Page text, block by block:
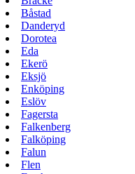
Båstad
Danderyd
Dorotea
Eda
Ekerö
Eksjö
Enköping
Eslöv
Fagersta
Falkenberg
Falköping
Falun
Flen